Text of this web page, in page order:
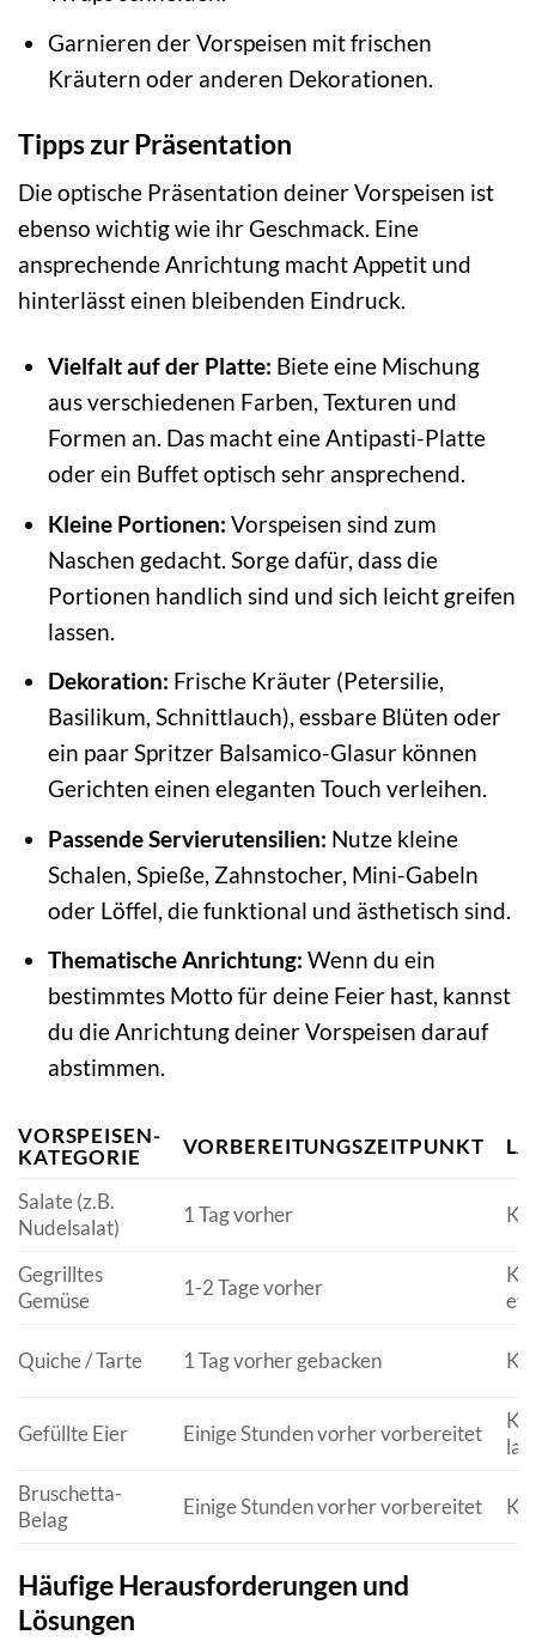
Garnieren der Vorspeisen mit frischen
Kräutern oder anderen Dekorationen.
Tipps zur Präsentation
Die optische Präsentation deiner Vorspeisen ist
ebenso wichtig wie ihr Geschmack. Eine
ansprechende Anrichtung macht Appetit und
hinterlässt einen bleibenden Eindruck.
Vielfalt auf der Platte: Biete eine Mischung
aus verschiedenen Farben, Texturen und
Formen an. Das macht eine Antipasti-Platte
oder ein Buffet optisch sehr ansprechend.
Kleine Portionen: Vorspeisen sind zum
Naschen gedacht. Sorge dafür, dass die
Portionen handlich sind und sich leicht greifen
lassen.
Dekoration: Frische Kräuter (Petersilie,
Basilikum, Schnittlauch), essbare Blüten oder
ein paar Spritzer Balsamico-Glasur können
Gerichten einen eleganten Touch verleihen.
Passende Servierutensilien: Nutze kleine
Schalen, Spieße, Zahnstocher, Mini-Gabeln
oder Löffel, die funktional und ästhetisch sind.
Thematische Anrichtung: Wenn du ein
bestimmtes Motto für deine Feier hast, kannst
du die Anrichtung deiner Vorspeisen darauf
abstimmen.
VORSPEISEN-
KATEGORIE
VORBEREITUNGSZEITPUNKT
Salate (z.B.
Nudelsalat)
1 Tag vorher
Gegrilltes
Gemüse
1-2 Tage vorher
Quiche / Tarte 1 Tag vorher gebacken
Gefüllte Eier Einige Stunden vorher vorbereitet
Bruschetta-
Belag
Einige Stunden vorher vorbereitet
Häufige Herausforderungen und
Lösungen